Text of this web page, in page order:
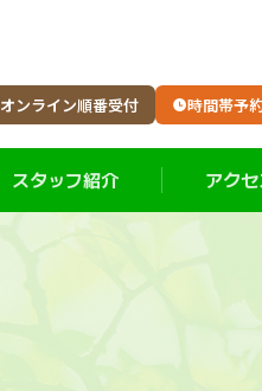
オンライン順番受付 時間帯予
スタッフ紹介 アク